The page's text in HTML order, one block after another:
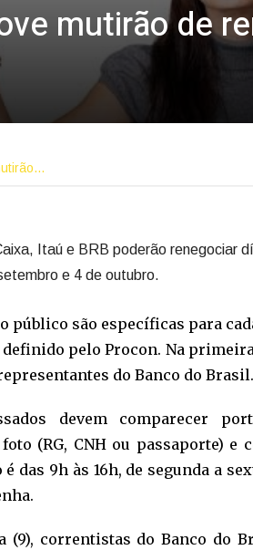
mutirão de
Itaú e BRB poderão renegociar
e 4 de outubro.
público são específicas para
pelo Procon. Na primeira
do Banco do Brasil.
devem comparecer
(RG, CNH ou passaporte) e
das 9h às 16h, de segunda a
(9), correntistas do Banco do